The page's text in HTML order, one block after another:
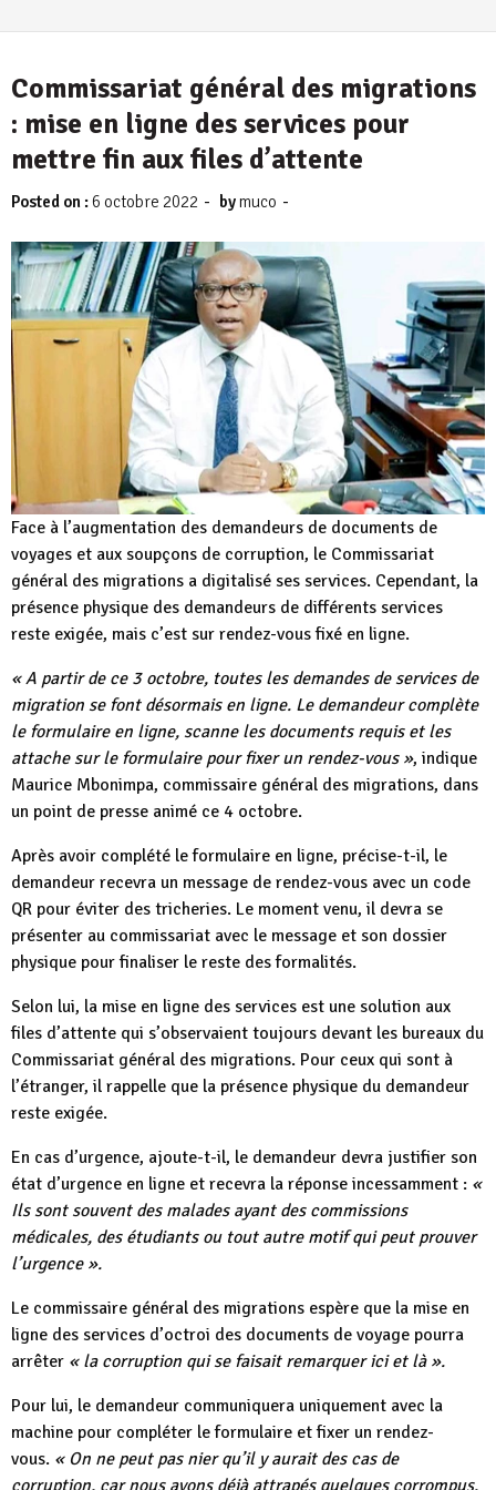
Commissariat général des migrations
: mise en ligne des services pour
mettre fin aux files d’attente
Posted on :6 octobre 2022 - bymuco -
Face à l’augmentation des demandeurs de documents de
voyages et aux soupçons de corruption, le Commissariat
général des migrations a digitalisé ses services. Cependant, la
présence physique des demandeurs de différents services
reste exigée, mais c’est sur rendez-vous fixé en ligne.
« A partir de ce 3 octobre, toutes les demandes de services de
migration se font désormais en ligne. Le demandeur complète
le formulaire en ligne, scanne les documents requis et les
attache sur le formulaire pour fixer un rendez-vous », indique
Maurice Mbonimpa, commissaire général des migrations, dans
un point de presse animé ce 4 octobre.
Après avoir complété le formulaire en ligne, précise-t-il, le
demandeur recevra un message de rendez-vous avec un code
QR pour éviter des tricheries. Le moment venu, il devra se
présenter au commissariat avec le message et son dossier
physique pour finaliser le reste des formalités.
Selon lui, la mise en ligne des services est une solution aux
files d’attente qui s’observaient toujours devant les bureaux du
Commissariat général des migrations. Pour ceux qui sont à
l’étranger, il rappelle que la présence physique du demandeur
reste exigée.
En cas d’urgence, ajoute-t-il, le demandeur devra justifier son
état d’urgence en ligne et recevra la réponse incessamment : «
Ils sont souvent des malades ayant des commissions
médicales, des étudiants ou tout autre motif qui peut prouver
l’urgence ».
Le commissaire général des migrations espère que la mise en
ligne des services d’octroi des documents de voyage pourra
arrêter « la corruption qui se faisait remarquer ici et là ».
Pour lui, le demandeur communiquera uniquement avec la
machine pour compléter le formulaire et fixer un rendez-
vous. « On ne peut pas nier qu’il y aurait des cas de